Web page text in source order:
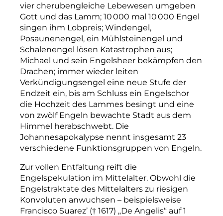
vier cherubengleiche Lebewesen umgeben
Gott und das Lamm; 10 000 mal 10 000 Engel
singen ihm Lobpreis; Wind­engel,
Posaunenengel, ein Mühlsteinengel und
Schalenengel lösen Katastrophen aus;
Michael und sein Engelsheer bekämpfen den
Drachen; immer wieder leiten
Verkündigungsengel eine neue Stufe der
Endzeit ein, bis am Schluss ein Engelschor
die Hochzeit des Lammes besingt und eine
von zwölf Engeln bewachte Stadt aus dem
Himmel herabschwebt. Die
Johannesapokalypse nennt insgesamt 23
verschiedene Funktionsgruppen von Engeln.
Zur vollen Entfaltung reift die
Engelspekulation im Mittelalter. Obwohl die
Engelstraktate des Mittelalters zu riesigen
Konvoluten anwuchsen – beispielsweise
Francisco Suarez’ († 1617) „De Angelis“ auf 1